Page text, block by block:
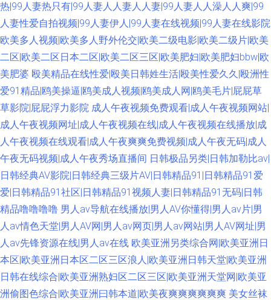
热|99人妻热只有|99人妻人人妻人人妻|99人妻人人澡人人爽|99
人妻性爱自拍视频|99人妻伊人|99人妻在线视频|99人妻在线影院
欧美多人视频|欧美多人野外伦交|欧美二级电影|欧美二级片|欧美
二区|欧美二区日本二区|欧美二区三区|欧美肥妇|欧美肥妇bbw|欧
美肥婆 殴美精品在线性爱|殴美日韩姓生活|殴美性爱久久|殴洲性
爱91精品|鸥美操逼|鸥美成人视频|鸥美成人网|鸥美毛片|屁屁草
草影院|屁屁浮力影院 成人午夜视频免费观看|成人午夜视频网站|
成人午夜视频网址|成人午夜视频在线|成人午夜视频在线播放|成
人午夜视频在线观看|成人午夜爽爽免费视频|成人午夜无码|成人
午夜无码视频|成人午夜秀场直播间 日韩极品另类|日韩加勒比av|
日韩经典AV影院|日韩经典三级片AV|日韩精品91|日韩精品91爱
爱|日韩精品91社区|日韩精品91视频人妻|日韩精品91无码|日韩
精品噜噜噜噜 男人av导航在线播放|男人AV你懂得|男人av片|男
人av情色天堂|男人AV网|男人av网页|男人av网站|男人AV网址|男
人av先锋资源在线|男人av在线 欧美亚洲另类综合网|欧美亚洲日
本区|欧美亚洲日本区二区三区浪人|欧美亚洲日韩天堂|欧美亚洲
日韩在线综合|欧美亚洲熟妇区二区三区|欧美亚洲天堂网|欧美亚
洲偷图色综合|欧美亚洲曰韩本道|欧美夜爽爽爽爽爽爽 美女丝袜